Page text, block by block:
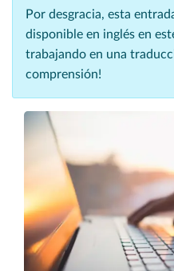
Por desgracia, esta
disponible en inglés en
trabajando en una
comprensión!